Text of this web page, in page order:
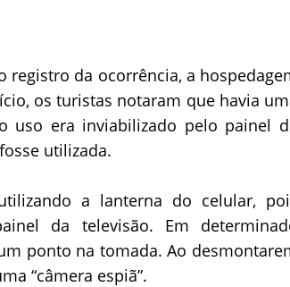
da ocorrência, a
os turistas notaram que havia
uso era inviabilizado pelo painel
utilizada.
a lanterna do celular,
da televisão. Em
ponto na tomada. Ao
“câmera espiã”.